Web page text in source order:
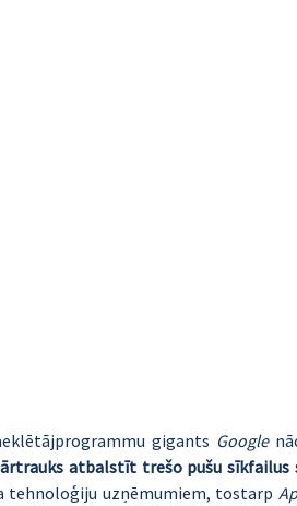
gigants Google
atbalstīt trešo pušu sīkfailus
tehnoloģiju uzņēmumiem, tostarp